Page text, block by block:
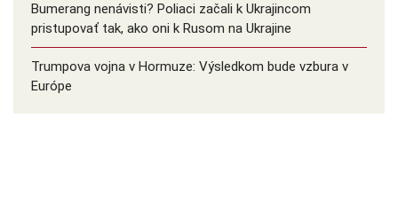
Bumerang nenávisti? Poliaci začali k Ukrajincom
pristupovať tak, ako oni k Rusom na Ukrajine
Trumpova vojna v Hormuze: Výsledkom bude vzbura v
Európe